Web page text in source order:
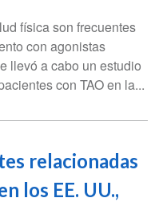
física son frecuentes
con agonistas
llevó a cabo un estudio
con TAO en la...
relacionadas
los EE. UU.,